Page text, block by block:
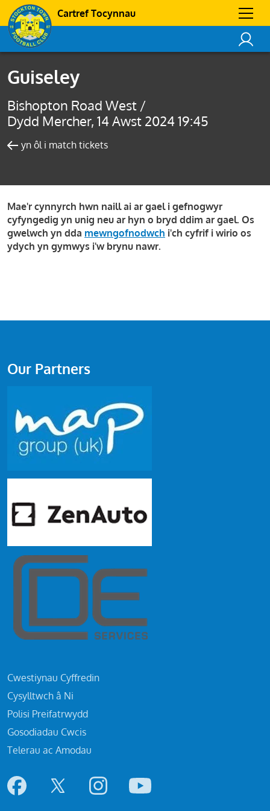
Cartref Tocynnau
Guiseley
Bishopton Road West /
Dydd Mercher, 14 Awst 2024 19:45
yn ôl i match tickets
Mae'r cynnyrch hwn naill ai ar gael i gefnogwyr
cyfyngedig yn unig neu ar hyn o bryd ddim ar gael. Os
gwelwch yn dda mewngofnodwch i'ch cyfrif i wirio os
ydych yn gymwys i'w brynu nawr.
Cwestiynau Cyffredin
Cysylltwch â Ni
Polisi Preifatrwydd
Gosodiadau Cwcis
Telerau ac Amodau
Our Partners